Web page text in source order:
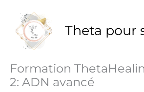
contenu
Theta pour
Formation
2: ADN avancé